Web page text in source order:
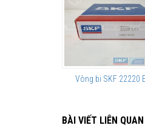
Vòng bi SKF 22220
BÀI VIẾT LIÊN QUAN